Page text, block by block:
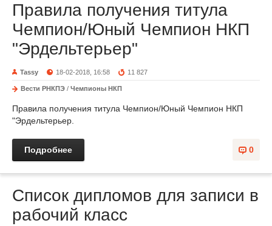
Правила получения титула
Чемпион/Юный Чемпион НКП
"Эрдельтерьер"
Tassy 18-02-2018, 16:58 11 827
Вести РНКПЭ / Чемпионы НКП
Правила получения титула Чемпион/Юный Чемпион НКП
"Эрдельтерьер.
0
Подробнее
Список дипломов для записи в
рабочий класс